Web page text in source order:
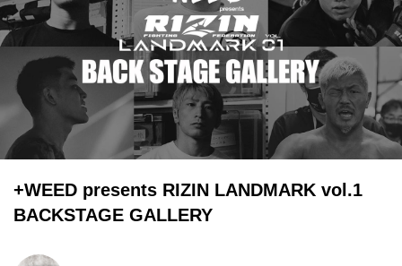
+WEED presents RIZIN LANDMARK vol.1
BACKSTAGE GALLERY